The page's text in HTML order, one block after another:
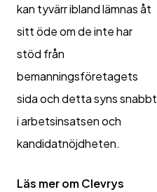
kan tyvärr ibland lämnas åt
sitt öde om de inte har
stöd från
bemanningsföretagets
sida och detta syns snabbt
i arbetsinsatsen och
kandidatnöjdheten.
Läs mer om Clevrys